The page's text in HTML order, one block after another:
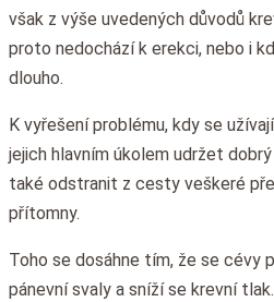
však z výše uvedených důvodů
proto nedochází k erekci, nebo i
dlouho.
K vyřešení problému, kdy se
jejich hlavním úkolem udržet
také odstranit z cesty veškeré
přítomny.
Toho se dosáhne tím, že se cévy
pánevní svaly a sníží se krevní